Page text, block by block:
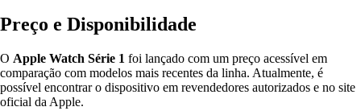
Preço e Disponibilidade
O Apple Watch Série 1 foi lançado com um preço acessível em
comparação com modelos mais recentes da linha. Atualmente, é
possível encontrar o dispositivo em revendedores autorizados e no site
oficial da Apple.